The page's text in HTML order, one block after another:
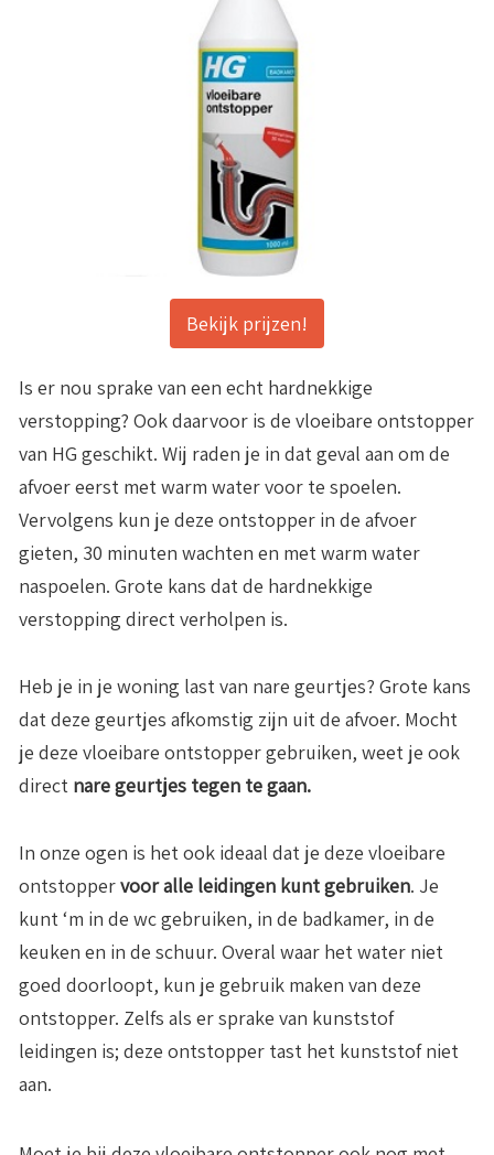
Bekijk prijzen!
Is er nou sprake van een echt hardnekkige
verstopping? Ook daarvoor is de vloeibare ontstopper
van HG geschikt. Wij raden je in dat geval aan om de
afvoer eerst met warm water voor te spoelen.
Vervolgens kun je deze ontstopper in de afvoer
gieten, 30 minuten wachten en met warm water
naspoelen. Grote kans dat de hardnekkige
verstopping direct verholpen is.
Heb je in je woning last van nare geurtjes? Grote kans
dat deze geurtjes afkomstig zijn uit de afvoer. Mocht
je deze vloeibare ontstopper gebruiken, weet je ook
direct nare geurtjes tegen te gaan.
In onze ogen is het ook ideaal dat je deze vloeibare
ontstoppervoor alle leidingen kunt gebruiken. Je
kunt ‘m in de wc gebruiken, in de badkamer, in de
keuken en in de schuur. Overal waar het water niet
goed doorloopt, kun je gebruik maken van deze
ontstopper. Zelfs als er sprake van kunststof
leidingen is; deze ontstopper tast het kunststof niet
aan.